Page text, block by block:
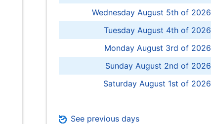
Wednesday August 5th of 2026
Tuesday August 4th of 2026
Monday August 3rd of 2026
Sunday August 2nd of 2026
Saturday August 1st of 2026
See previous days